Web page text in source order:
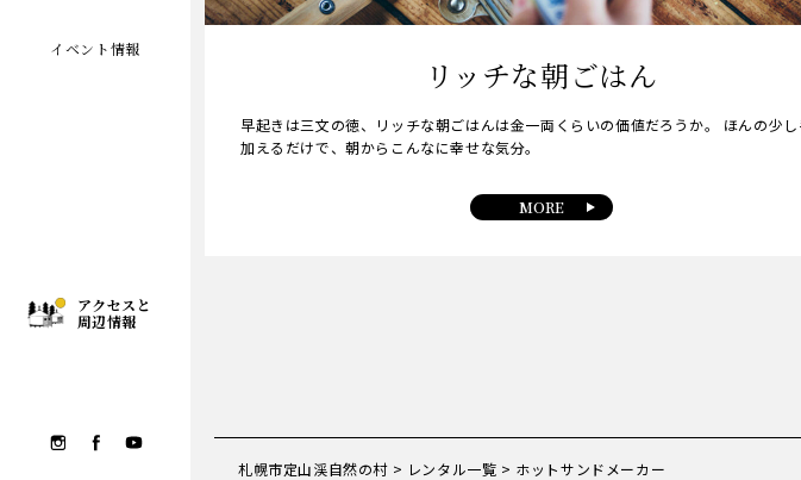
イベント情報
アクセスと
周辺情報
リッチな朝ごはん
早起きは三文の徳、リッチな朝ごはんは金一両くらいの価値だろうか。 ほんの少し
加えるだけで、朝からこんなに幸せな気分。
MORE
札幌市定山渓自然の村 > レンタル一覧 > ホットサンドメーカー